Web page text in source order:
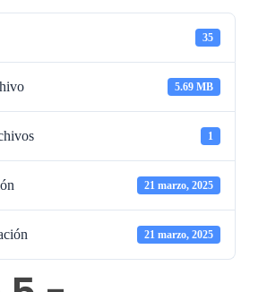
35
5.69 MB
1
21 marzo, 2025
21 marzo, 2025